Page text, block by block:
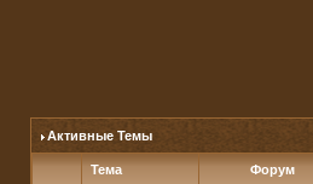
Активные Темы
Тема Форум